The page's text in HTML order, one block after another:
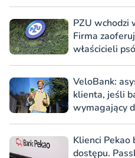
PZU wchodzi
Firma
właścicieli
VeloBank:
klienta, jeśli
wymagający
Klienci Pekao
dostępu.